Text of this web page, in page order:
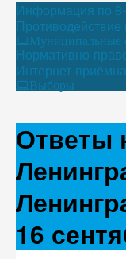
Информация по
Противодействие
Муниципальные
Нормативно-
Интернет-
Выборы
Ответы
16